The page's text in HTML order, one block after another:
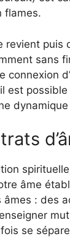
flames.
revient puis
sans
connexion
est
âme
âmes : des
se